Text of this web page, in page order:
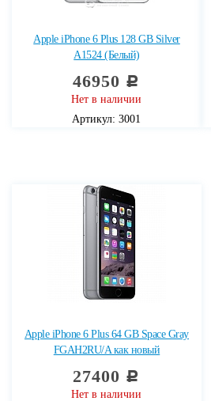
Apple iPhone 6 Plus 128 GB Silver
A1524 (Белый)
46950 c
Нет в наличии
Артикул: 3001
Apple iPhone 6 Plus 64 GB Space Gray
FGAH2RU/A как новый
27400 c
Нет в наличии